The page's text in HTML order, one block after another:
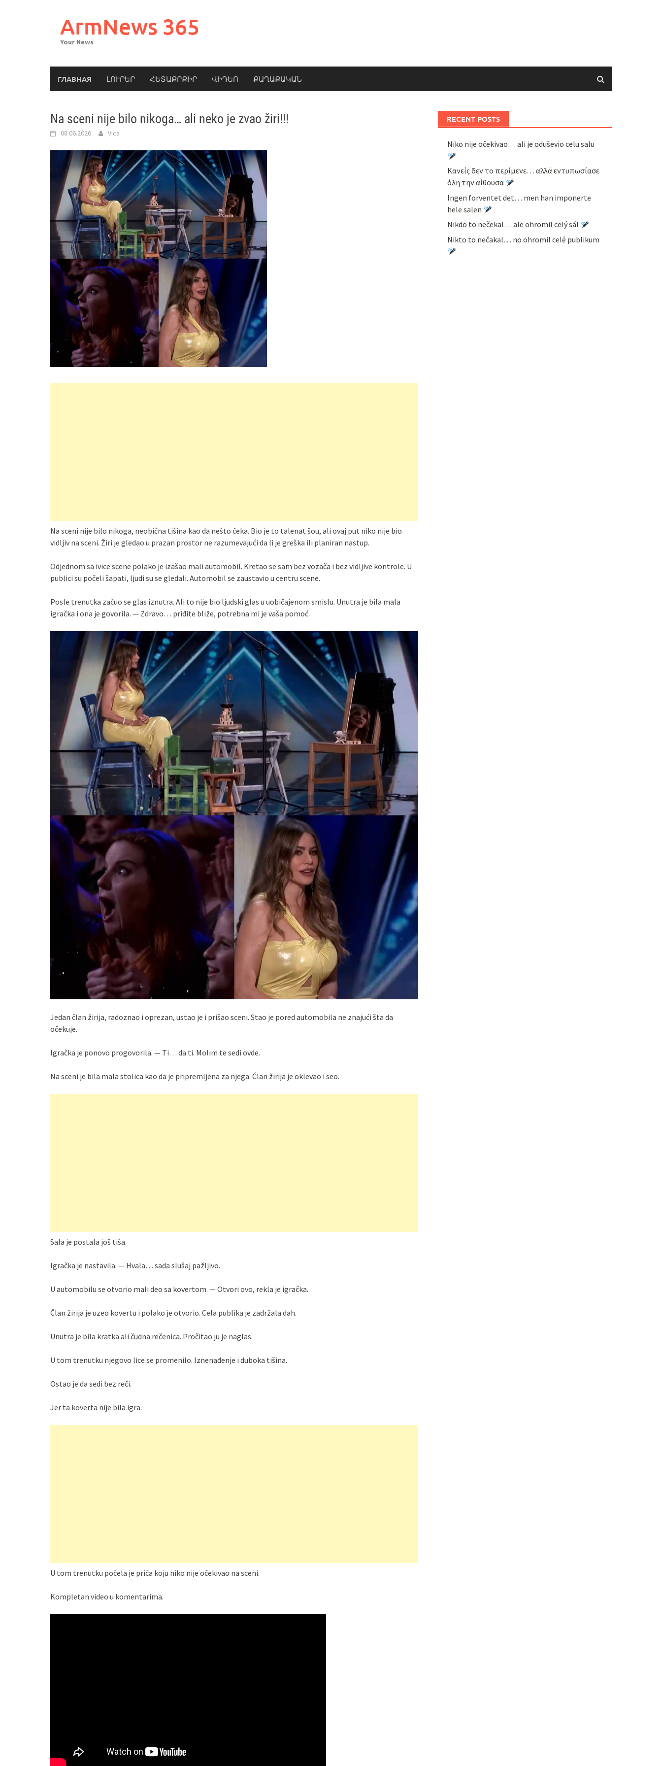
ArmNews 365
Your News
ГЛАВНАЯ ԼՈՒՐԵՐ ՀԵՏԱՔՐՔԻՐ ՎԻԴԵՈ ՔԱՂԱՔԱԿԱՆ
Na sceni nije bilo nikoga… ali neko je zvao žiri!!!
08.06.2026 Vica
Na sceni nije bilo nikoga, neobična tišina kao da nešto čeka. Bio je to talenat šou, ali ovaj put niko nije bio
vidljiv na sceni. Žiri je gledao u prazan prostor ne razumevajući da li je greška ili planiran nastup.
Odjednom sa ivice scene polako je izašao mali automobil. Kretao se sam bez vozača i bez vidljive kontrole. U
publici su počeli šapati, ljudi su se gledali. Automobil se zaustavio u centru scene.
Posle trenutka začuo se glas iznutra. Ali to nije bio ljudski glas u uobičajenom smislu. Unutra je bila mala
igračka i ona je govorila. — Zdravo… priđite bliže, potrebna mi je vaša pomoć.
Jedan član žirija, radoznao i oprezan, ustao je i prišao sceni. Stao je pored automobila ne znajući šta da
očekuje.
Igračka je ponovo progovorila. — Ti… da ti. Molim te sedi ovde.
Na sceni je bila mala stolica kao da je pripremljena za njega. Član žirija je oklevao i seo.
Sala je postala još tiša.
Igračka je nastavila. — Hvala… sada slušaj pažljivo.
U automobilu se otvorio mali deo sa kovertom. — Otvori ovo, rekla je igračka.
Član žirija je uzeo kovertu i polako je otvorio. Cela publika je zadržala dah.
Unutra je bila kratka ali čudna rečenica. Pročitao ju je naglas.
U tom trenutku njegovo lice se promenilo. Iznenađenje i duboka tišina.
Ostao je da sedi bez reči.
Jer ta koverta nije bila igra.
U tom trenutku počela je priča koju niko nije očekivao na sceni.
Kompletan video u komentarima.
RECENT POSTS
Niko nije očekivao… ali je oduševio celu salu
Κανείς δεν το περίμενε… αλλά εντυπωσίασε
όλη την αίθουσα
Ingen forventet det… men han imponerte
hele salen
Nikdo to nečekal… ale ohromil celý sál
Nikto to nečakal… no ohromil celé publikum